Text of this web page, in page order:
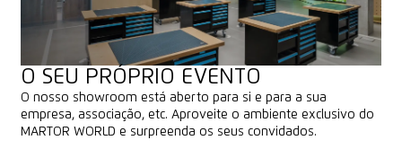
O SEU PRÓPRIO EVENTO
O nosso showroom está aberto para si e para a sua
empresa, associação, etc. Aproveite o ambiente exclusivo do
MARTOR WORLD e surpreenda os seus convidados.